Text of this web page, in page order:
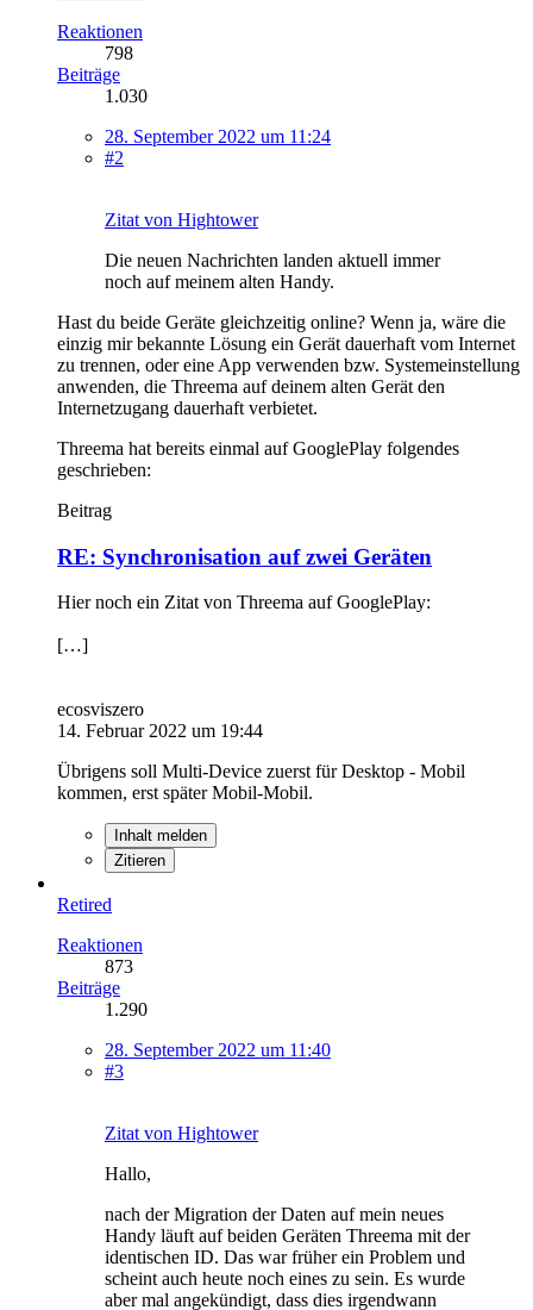
Reaktionen
798
Beiträge
1.030
28. September 2022 um 11:24
#2
Zitat von Hightower
Die neuen Nachrichten landen aktuell immer
noch auf meinem alten Handy.
Hast du beide Geräte gleichzeitig online? Wenn ja, wäre die
einzig mir bekannte Lösung ein Gerät dauerhaft vom Internet
zu trennen, oder eine App verwenden bzw. Systemeinstellung
anwenden, die Threema auf deinem alten Gerät den
Internetzugang dauerhaft verbietet.
Threema hat bereits einmal auf GooglePlay folgendes
geschrieben:
Beitrag
RE: Synchronisation auf zwei Geräten
Hier noch ein Zitat von Threema auf GooglePlay:
[…]
ecosviszero
14. Februar 2022 um 19:44
Übrigens soll Multi-Device zuerst für Desktop - Mobil
kommen, erst später Mobil-Mobil.
Inhalt melden
Zitieren
Retired
Reaktionen
873
Beiträge
1.290
28. September 2022 um 11:40
#3
Zitat von Hightower
Hallo,
nach der Migration der Daten auf mein neues
Handy läuft auf beiden Geräten Threema mit der
identischen ID. Das war früher ein Problem und
scheint auch heute noch eines zu sein. Es wurde
aber mal angekündigt, dass dies irgendwann